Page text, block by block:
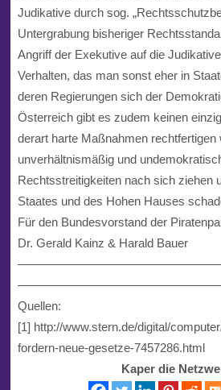
Judikative durch sog.
Untergrabung bisheriger
Angriff der Exekutive auf die
Verhalten, das man sonst eher in
deren Regierungen sich der
Österreich gibt es zudem keinen
derart harte Maßnahmen rechtfertigen
unverhältnismäßig und
Rechtsstreitigkeiten nach sich ziehen
Staates und des Hohen Hauses
Für den Bundesvorstand der
Dr. Gerald Kainz & Harald Bauer
Quellen:
[1] http://www.stern.de/digital/
fordern-neue-gesetze-7457286.html
Kaper die